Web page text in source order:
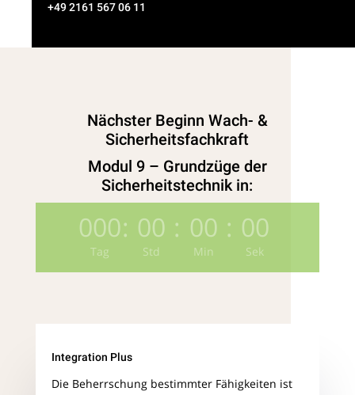
+49 2161 567 06 11
Nächster Beginn Wach- &
Sicherheitsfachkraft
Modul 9 – Grundzüge der
Sicherheitstechnik in:
000
Tag
: 00
Std
: 00
Min
: 00
Sek
Integration Plus
Die Beherrschung bestimmter Fähigkeiten ist